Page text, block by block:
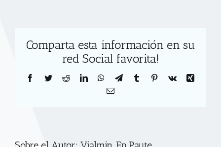
Comparta esta información en su
red Social favorita!
Facebook
TwitterRedditLinkedInWhatsApp
TelegramTumblr Pinterest
Vk
Xing
Correo